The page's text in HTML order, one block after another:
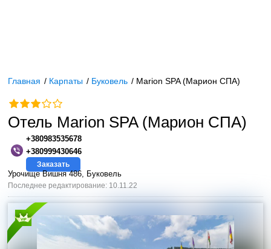
Главная / Карпаты / Буковель / Marion SPA (Марион СПА)
Отель Marion SPA (Марион СПА)
+380983535678
+380999430646
Заказать
Урочище Вишня 486, Буковель
Последнее редактирование: 10.11.22